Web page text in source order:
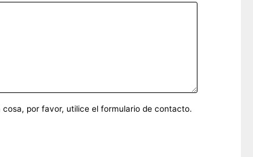
por favor, utilice el formulario de contacto.